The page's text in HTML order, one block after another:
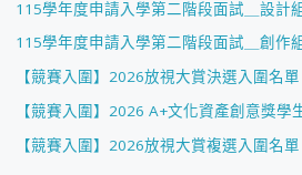
115學年度申請入學第二階段面試＿設計
115學年度申請入學第二階段面試＿創作
【競賽入圍】2026放視大賞決選入圍名單
【競賽入圍】2026 A+文化資產創意獎學
【競賽入圍】2026放視大賞複選入圍名單